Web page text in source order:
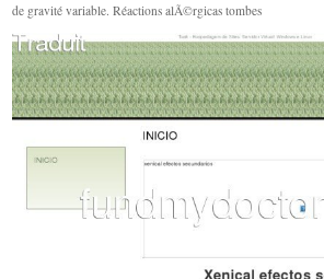
de gravité variable. Réactions alÃ©rgicas tombes